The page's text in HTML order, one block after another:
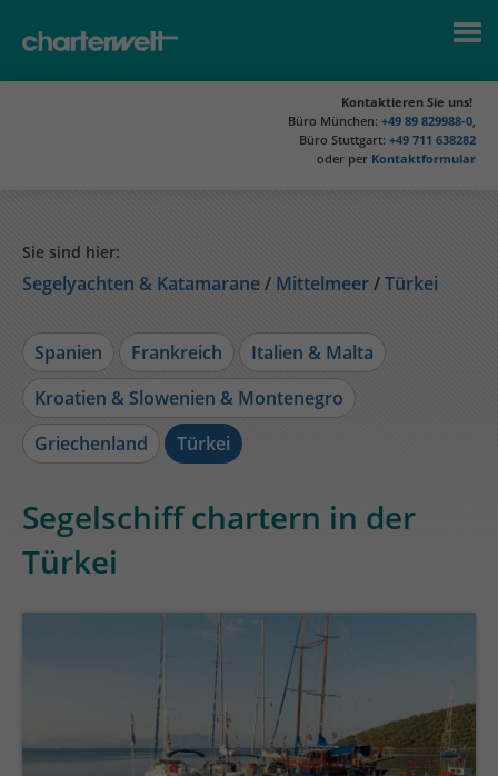
Kontaktieren Sie uns!
Büro München: +49 89 829988-0,
Büro Stuttgart: +49 711 638282
oder per Kontaktformular
Sie sind hier:
Segelyachten & Katamarane Mittelmeer Türkei
Spanien Frankreich
Italien & Malta
Kroatien & Slowenien & Montenegro
Griechenland
Türkei
Segelschiff chartern in der
Türkei